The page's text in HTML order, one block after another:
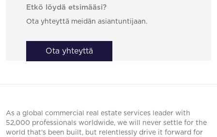
Etkö löydä etsimääsi?
Ota yhteyttä meidän asiantuntijaan.
Ota yhteyttä
As a global commercial real estate services leader with
52,000 professionals worldwide, we will never settle for the
world that’s been built, but relentlessly drive it forward for